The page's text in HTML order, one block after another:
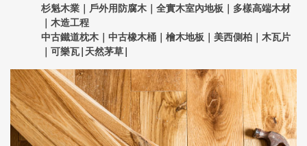
杉魁木業｜戶外用防腐木｜全實木室內地板｜多樣高端木材
｜木造工程
中古鐵道枕木｜中古橡木桶｜檜木地板｜美西側柏｜木瓦片
｜可樂瓦|天然茅草|